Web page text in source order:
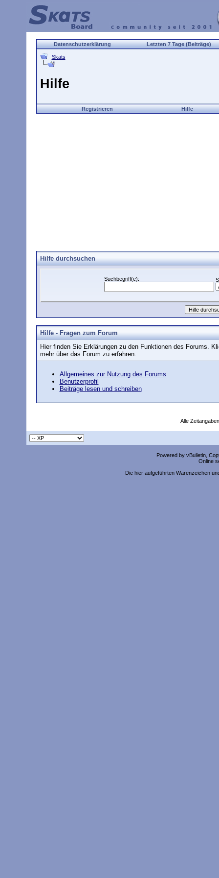
Datenschutzerklärung Letzten 7 Tage (Beiträge)
Skats
Hilfe
Registrieren Hilfe
Hilfe durchsuchen
Suchbegriff(e):
Hilfe - Fragen zum Forum
Hier finden Sie Erklärungen zu den Funktionen des Forums.
mehr über das Forum zu erfahren.
Allgemeines zur Nutzung des Forums
Benutzerprofil
Beiträge lesen und schreiben
Alle
Powered by vBulletin,
Online
Die hier aufgeführten Warenzeichen